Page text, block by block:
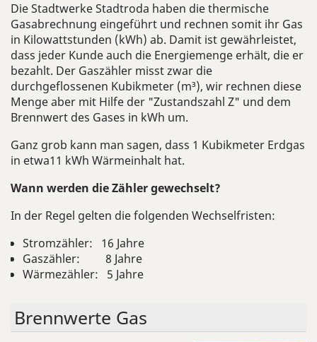
Die Stadtwerke Stadtroda haben die thermische
Gasabrechnung eingeführt und rechnen somit ihr Gas
in Kilowattstunden (kWh) ab. Damit ist gewährleistet,
dass jeder Kunde auch die Energiemenge erhält, die er
bezahlt. Der Gaszähler misst zwar die
durchgeflossenen Kubikmeter (m³), wir rechnen diese
Menge aber mit Hilfe der "Zustandszahl Z" und dem
Brennwert des Gases in kWh um.
Ganz grob kann man sagen, dass 1 Kubikmeter Erdgas
in etwa11 kWh Wärmeinhalt hat.
Wann werden die Zähler gewechselt?
In der Regel gelten die folgenden Wechselfristen:
Stromzähler: 16 Jahre
Gaszähler: 8 Jahre
Wärmezähler: 5 Jahre
Brenn­wer­te Gas